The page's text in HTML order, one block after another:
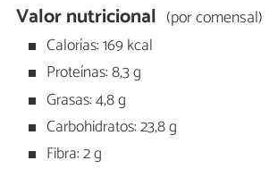
Valor nutricional (por comensal)
Calorías: 169 kcal
Proteínas: 8,3 g
Grasas: 4,8 g
Carbohidratos: 23,8 g
Fibra: 2 g